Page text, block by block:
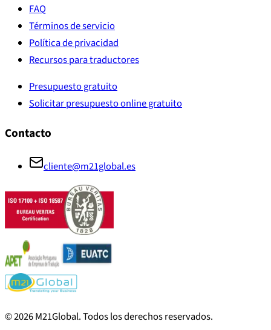
FAQ
Términos de servicio
Política de privacidad
Recursos para traductores
Presupuesto gratuito
Solicitar presupuesto online gratuito
Contacto
cliente@m21global.es
©2026M21Global.Todos los derechos reservados.